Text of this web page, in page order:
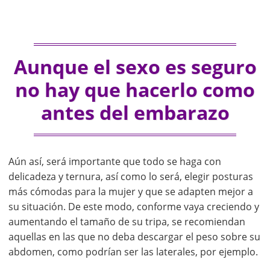
Aunque el sexo es seguro
no hay que hacerlo como
antes del embarazo
Aún así, será importante que todo se haga con
delicadeza y ternura, así como lo será, elegir posturas
más cómodas para la mujer y que se adapten mejor a
su situación. De este modo, conforme vaya creciendo y
aumentando el tamaño de su tripa, se recomiendan
aquellas en las que no deba descargar el peso sobre su
abdomen, como podrían ser las laterales, por ejemplo.